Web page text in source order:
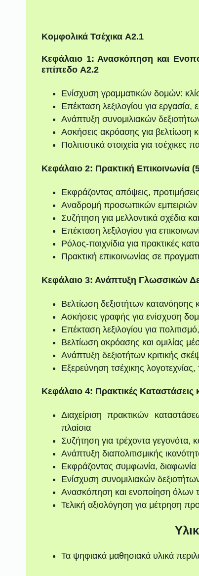
Κομφολικά Τσέχικα A2.1
Κεφάλαιο 1: Ανασκόπηση και
επίπεδο A2.2
Ενίσχυση γραμματικών δομών:
Επέκταση λεξιλογίου για εργασία,
Ανάπτυξη συνομιλιακών
Ασκήσεις ακρόασης για βελτίωση
Πολιτιστικά στοιχεία για
Κεφάλαιο 2: Πρακτική Επικοινωνία
Εκφράζοντας απόψεις,
Αναδρομή προσωπικών
Συζήτηση για μελλοντικά σχέδια
Επέκταση λεξιλογίου για
Ρόλος-παιχνίδια για πρακτικές
Πρακτική επικοινωνίας σε
Κεφάλαιο 3: Ανάπτυξη Γλωσσικών
Βελτίωση δεξιοτήτων
Ασκήσεις γραφής για ενίσχυση
Επέκταση λεξιλογίου για
Βελτίωση ακρόασης και ομιλίας
Ανάπτυξη δεξιοτήτων κριτικής
Εξερεύνηση τσέχικης
Κεφάλαιο 4: Πρακτικές Καταστάσεις
Διαχείριση πρακτικών
πλαίσια
Συζήτηση για τρέχοντα γεγονότα,
Ανάπτυξη διαπολιτισμικής
Εκφράζοντας συμφωνία,
Ενίσχυση συνομιλιακών
Ανασκόπηση και ενοποίηση όλων
Τελική αξιολόγηση για μέτρηση
Τα ψηφιακά μαθησιακά υλικά